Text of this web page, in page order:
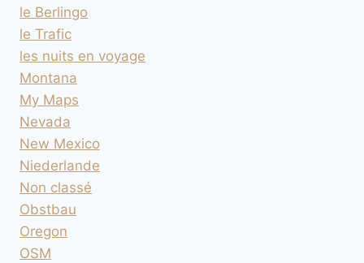
le Berlingo
le Trafic
les nuits en voyage
Montana
My Maps
Nevada
New Mexico
Niederlande
Non classé
Obstbau
Oregon
OSM